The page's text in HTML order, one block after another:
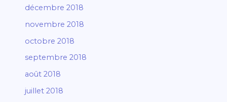
décembre 2018
novembre 2018
octobre 2018
septembre 2018
août 2018
juillet 2018